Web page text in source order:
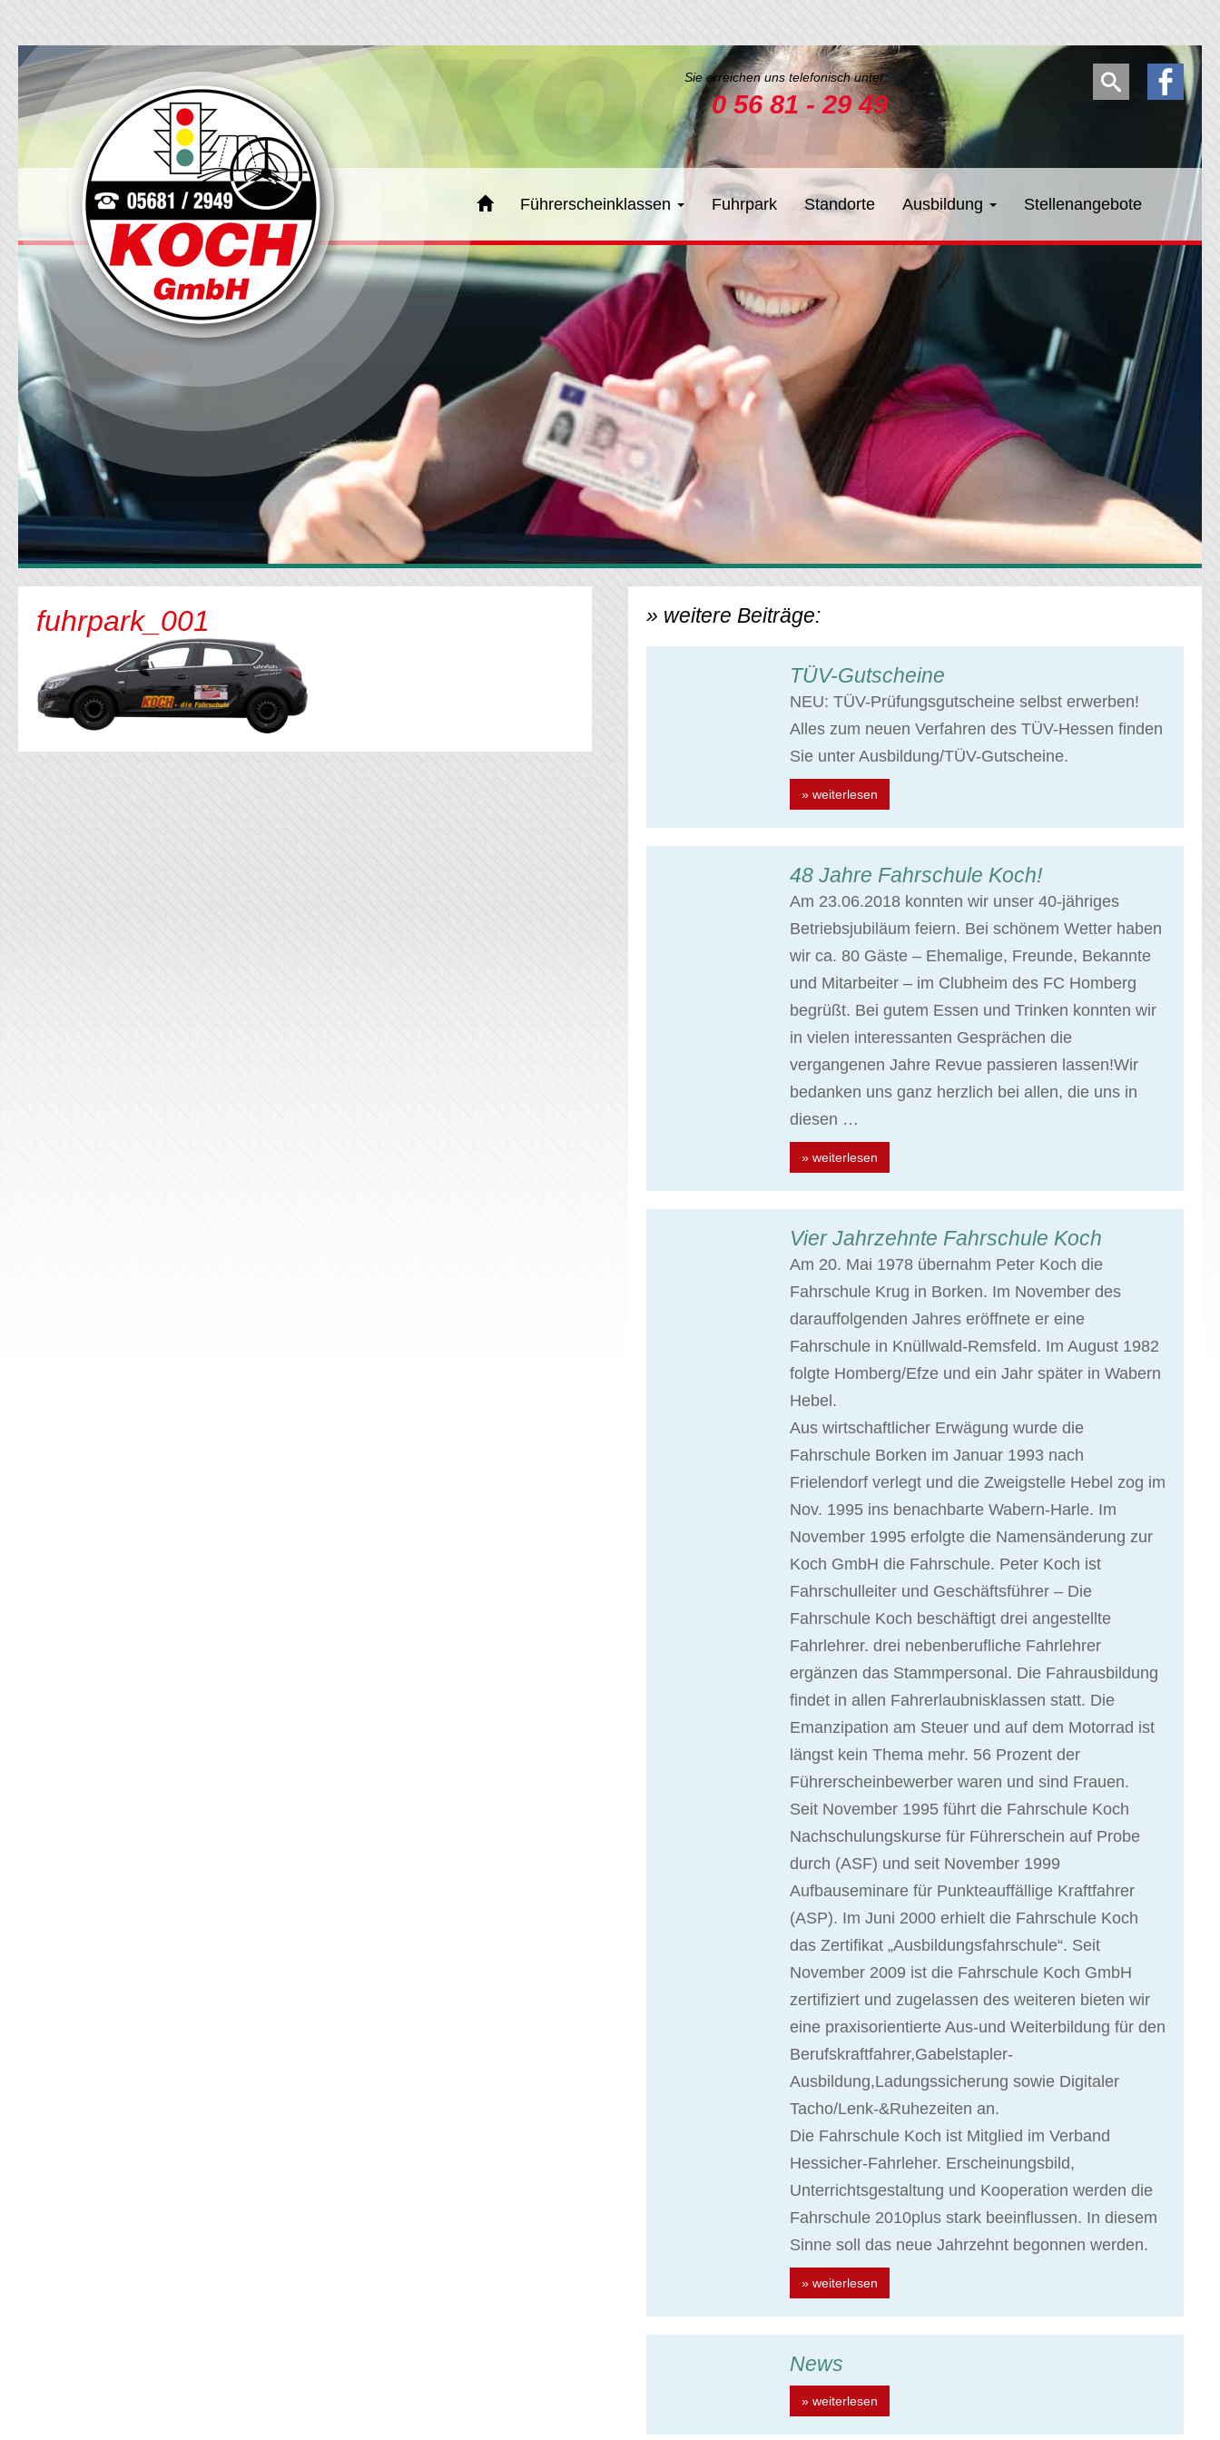
Sie erreichen uns telefonisch unter:
0 56 81 - 29 49
Führerscheinklassen Fuhrpark Standorte Ausbildung Stellenangebote
fuhrpark_001 » weitere Beiträge:
TÜV-Gutscheine
NEU: TÜV-Prüfungsgutscheine selbst erwerben!
Alles zum neuen Verfahren des TÜV-Hessen finden
Sie unter Ausbildung/TÜV-Gutscheine.
» weiterlesen
48 Jahre Fahrschule Koch!
Am 23.06.2018 konnten wir unser 40-jähriges
Betriebsjubiläum feiern. Bei schönem Wetter haben
wir ca. 80 Gäste – Ehemalige, Freunde, Bekannte
und Mitarbeiter – im Clubheim des FC Homberg
begrüßt. Bei gutem Essen und Trinken konnten wir
in vielen interessanten Gesprächen die
vergangenen Jahre Revue passieren lassen!Wir
bedanken uns ganz herzlich bei allen, die uns in
diesen …
» weiterlesen
Vier Jahrzehnte Fahrschule Koch
Am 20. Mai 1978 übernahm Peter Koch die
Fahrschule Krug in Borken. Im November des
darauffolgenden Jahres eröffnete er eine
Fahrschule in Knüllwald-Remsfeld. Im August 1982
folgte Homberg/Efze und ein Jahr später in Wabern
Hebel.
Aus wirtschaftlicher Erwägung wurde die
Fahrschule Borken im Januar 1993 nach
Frielendorf verlegt und die Zweigstelle Hebel zog im
Nov. 1995 ins benachbarte Wabern-Harle. Im
November 1995 erfolgte die Namensänderung zur
Koch GmbH die Fahrschule. Peter Koch ist
Fahrschulleiter und Geschäftsführer – Die
Fahrschule Koch beschäftigt drei angestellte
Fahrlehrer. drei nebenberufliche Fahrlehrer
ergänzen das Stammpersonal. Die Fahrausbildung
findet in allen Fahrerlaubnisklassen statt. Die
Emanzipation am Steuer und auf dem Motorrad ist
längst kein Thema mehr. 56 Prozent der
Führerscheinbewerber waren und sind Frauen.
Seit November 1995 führt die Fahrschule Koch
Nachschulungskurse für Führerschein auf Probe
durch (ASF) und seit November 1999
Aufbauseminare für Punkteauffällige Kraftfahrer
(ASP). Im Juni 2000 erhielt die Fahrschule Koch
das Zertifikat „Ausbildungsfahrschule“. Seit
November 2009 ist die Fahrschule Koch GmbH
zertifiziert und zugelassen des weiteren bieten wir
eine praxisorientierte Aus-und Weiterbildung für den
Berufskraftfahrer,Gabelstapler-
Ausbildung,Ladungssicherung sowie Digitaler
Tacho/Lenk-&Ruhezeiten an.
Die Fahrschule Koch ist Mitglied im Verband
Hessicher-Fahrleher. Erscheinungsbild,
Unterrichtsgestaltung und Kooperation werden die
Fahrschule 2010plus stark beeinflussen. In diesem
Sinne soll das neue Jahrzehnt begonnen werden.
» weiterlesen
News
» weiterlesen